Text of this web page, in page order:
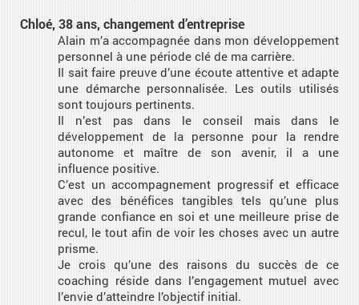
Chloé, 38 ans, changement d’entreprise
Alain m’a accompagnée dans mon développement
personnel à une période clé de ma carrière.
Il sait faire preuve d’une écoute attentive et adapte
une démarche personnalisée. Les outils utilisés
sont toujours pertinents.
Il n’est pas dans le conseil mais dans le
développement de la personne pour la rendre
autonome et maître de son avenir, il a une
influence positive.
C’est un accompagnement progressif et efficace
avec des bénéfices tangibles tels qu’une plus
grande confiance en soi et une meilleure prise de
recul, le tout afin de voir les choses avec un autre
prisme.
Je crois qu’une des raisons du succès de ce
coaching réside dans l’engagement mutuel avec
l’envie d’atteindre l’objectif initial.